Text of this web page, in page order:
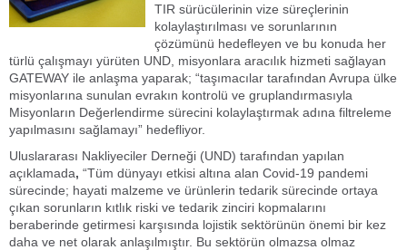
TIR sürücülerinin vize süreçlerinin
kolaylaştırılması ve sorunlarının
çözümünü hedefleyen ve bu konuda her
türlü çalışmayı yürüten UND, misyonlara aracılık hizmeti sağlayan
GATEWAY ile anlaşma yaparak; “taşımacılar tarafından Avrupa ülke
misyonlarına sunulan evrakın kontrolü ve gruplandırmasıyla
Misyonların Değerlendirme sürecini kolaylaştırmak adına filtreleme
yapılmasını sağlamayı” hedefliyor.
Uluslararası Nakliyeciler Derneği (UND) tarafından yapılan
açıklamada, “Tüm dünyayı etkisi altına alan Covid-19 pandemi
sürecinde; hayati malzeme ve ürünlerin tedarik sürecinde ortaya
çıkan sorunların kıtlık riski ve tedarik zinciri kopmalarını
beraberinde getirmesi karşısında lojistik sektörünün önemi bir kez
daha ve net olarak anlaşılmıştır. Bu sektörün olmazsa olmaz